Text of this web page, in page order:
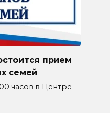
прием
семей
часов в Центре